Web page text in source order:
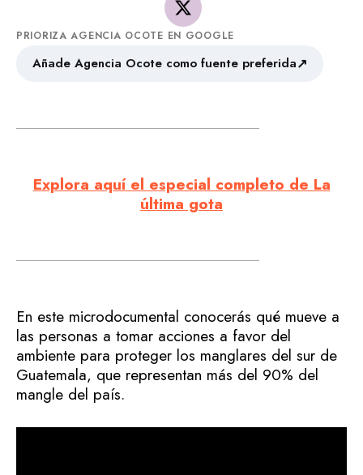
PRIORIZA AGENCIA OCOTE EN GOOGLE
Añade Agencia Ocote como fuente preferida↗
Explora aquí el especial completo de La
última gota
En este microdocumental conocerás qué mueve a
las personas a tomar acciones a favor del
ambiente para proteger los manglares del sur de
Guatemala, que representan más del 90% del
mangle del país.